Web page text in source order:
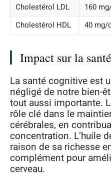
Cholestérol LDL 160
Cholestérol HDL
40 mg/
Impact sur la
La santé cognitive est
négligé de notre bien-
tout aussi importante.
rôle clé dans le
cérébrales, en
concentration. L’huile
raison de sa richesse
complément pour
cerveau.